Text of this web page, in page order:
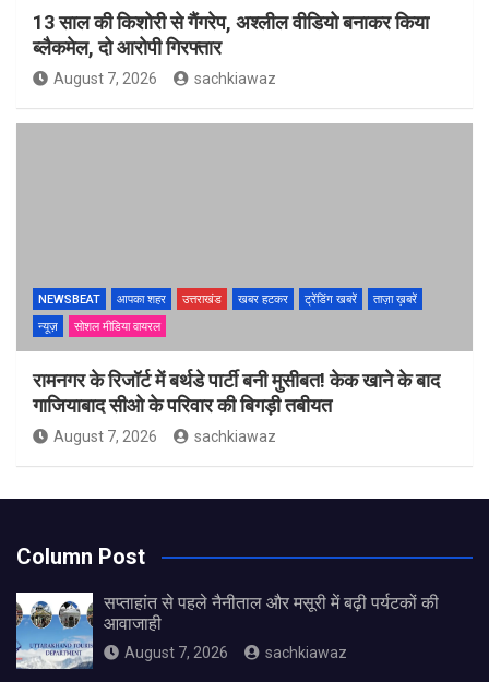
13 साल की किशोरी से गैंगरेप, अश्लील वीडियो बनाकर किया
ब्लैकमेल, दो आरोपी गिरफ्तार
August 7, 2026 sachkiawaz
NEWSBEAT आपका शहर उत्तराखंड खबर हटकर ट्रेंडिंग खबरें
ताज़ा ख़बरें
न्यूज़
सोशल मीडिया वायरल
रामनगर के रिजॉर्ट में बर्थडे पार्टी बनी मुसीबत! केक खाने के बाद
गाजियाबाद सीओ के परिवार की बिगड़ी तबीयत
August 7, 2026 sachkiawaz
Column Post
सप्ताहांत से पहले नैनीताल और मसूरी में बढ़ी पर्यटकों की
आवाजाही
August 7, 2026 sachkiawaz